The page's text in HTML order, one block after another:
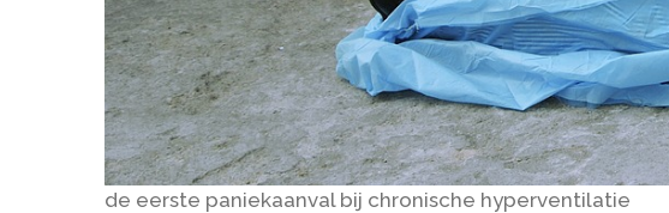
de eerste paniekaanval bij chronische hyperventilatie